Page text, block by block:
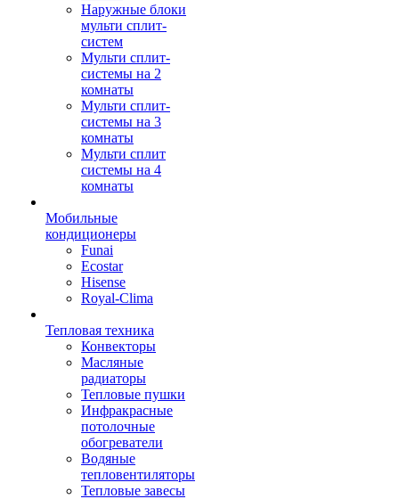
Наружные блоки
мульти сплит-
систем
Мульти сплит-
системы на 2
комнаты
Мульти сплит-
системы на 3
комнаты
Мульти сплит
системы на 4
комнаты
Мобильные
кондиционеры
Funai
Ecostar
Hisense
Royal-Clima
Тепловая техника
Конвекторы
Масляные
радиаторы
Тепловые пушки
Инфракрасные
потолочные
обогреватели
Водяные
тепловентиляторы
Тепловые завесы